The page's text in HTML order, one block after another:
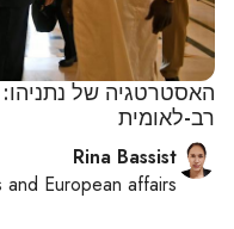
האסטרטגיה של
רב-לאומית
Rina Bassist
and European affairs